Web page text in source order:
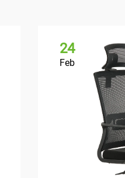
24
Feb